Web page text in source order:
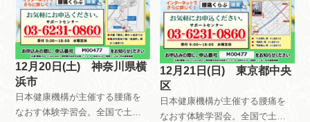
12月20日(土) 神奈川県横
浜市
日本健康機構が主催する腰痛を
なおす体験学習会。全国で土曜
12月21日(日) 東京都中央
区
日本健康機構が主催する腰痛を
なおす体験学習会。全国で土曜